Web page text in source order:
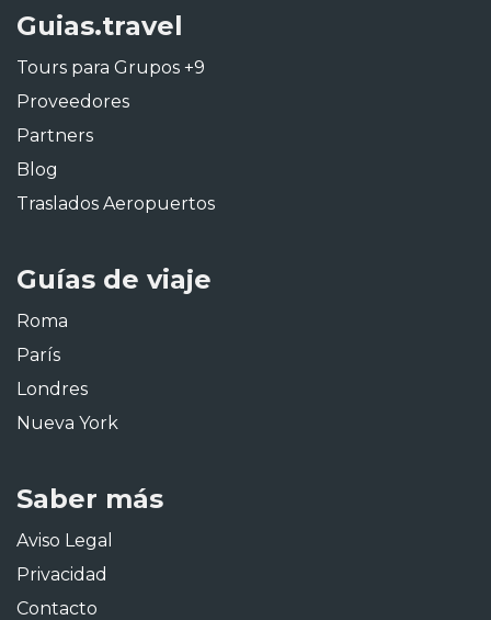
Guias.travel
Tours para Grupos +9
Proveedores
Partners
Blog
Traslados Aeropuertos
Guías de viaje
Roma
París
Londres
Nueva York
Saber más
Aviso Legal
Privacidad
Contacto